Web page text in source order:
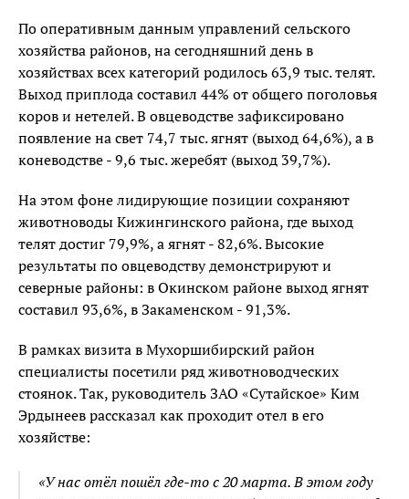
По оперативным данным управлений сельского
хозяйства районов, на сегодняшний день в
хозяйствах всех категорий родилось 63,9 тыс. телят.
Выход приплода составил 44% от общего поголовья
коров и нетелей. В овцеводстве зафиксировано
появление на свет 74,7 тыс. ягнят (выход 64,6%), а в
коневодстве - 9,6 тыс. жеребят (выход 39,7%).
На этом фоне лидирующие позиции сохраняют
животноводы Кижингинского района, где выход
телят достиг 79,9%, а ягнят - 82,6%. Высокие
результаты по овцеводству демонстрируют и
северные районы: в Окинском районе выход ягнят
составил 93,6%, в Закаменском - 91,3%.
В рамках визита в Мухоршибирский район
специалисты посетили ряд животноводческих
стоянок. Так, руководитель ЗАО «Сутайское» Ким
Эрдынеев рассказал как проходит отел в его
хозяйстве:
«У нас отёл пошёл где-то с 20 марта. В этом году